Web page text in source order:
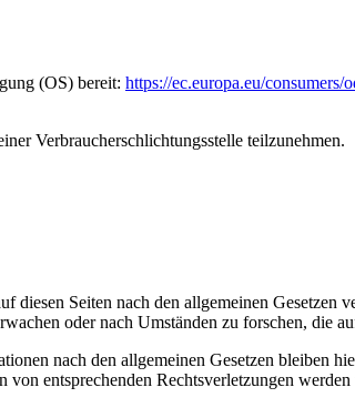
(OS) bereit: https://ec.europa.eu/consumers/
Verbraucherschlichtungsstelle teilzunehmen.
diesen Seiten nach den allgemeinen
oder nach Umständen zu forschen, die
nach den allgemeinen Gesetzen bleiben
entsprechenden Rechtsverletzungen